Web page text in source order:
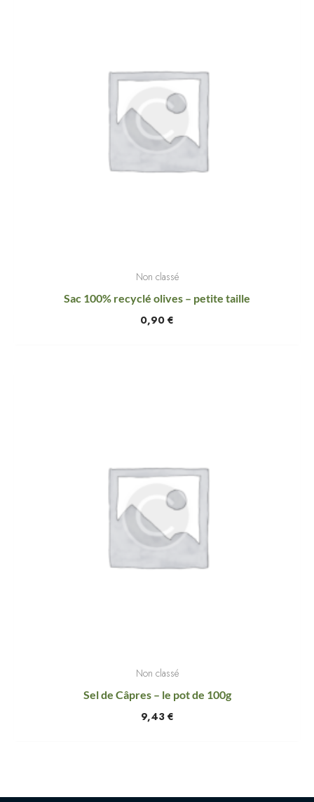
Non classé
Sac 100% recyclé olives – petite taille
0,90 €
Non classé
Sel de Câpres – le pot de 100g
9,43 €